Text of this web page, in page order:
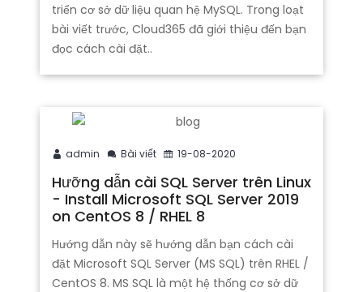
triển cơ sở dữ liệu quan hệ MySQL. Trong loạt
bài viết trước, Cloud365 đã giới thiệu đến bạn
đọc cách cài đặt..
admin Bài viết 19-08-2020
Hưỡng dẫn cài SQL Server trên Linux
- Install Microsoft SQL Server 2019
on CentOS 8 / RHEL 8
Hướng dẫn này sẽ hướng dẫn bạn cách cài
đặt Microsoft SQL Server (MS SQL) trên RHEL /
CentOS 8. MS SQL là một hệ thống cơ sở dữ